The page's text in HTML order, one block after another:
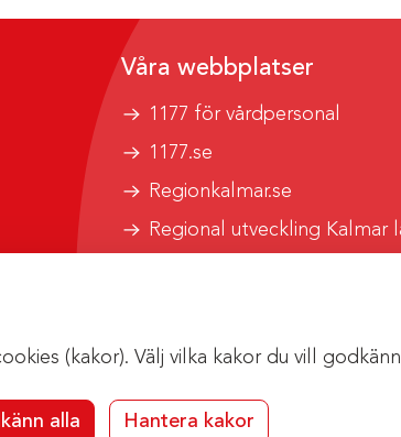
(kakor). Välj vilka kakor du vill
alla Hantera kakor
Våra webbplatser
1177 för vårdpersonal
1177.se
Regionkalmar.se
Regional utveckling Kalmar